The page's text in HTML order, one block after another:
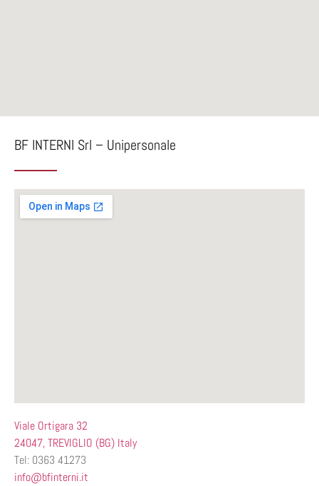
BF INTERNI Srl – Unipersonale
Viale Ortigara 32
24047, TREVIGLIO (BG) Italy
Tel: 0363 41273
info@bfinterni.it